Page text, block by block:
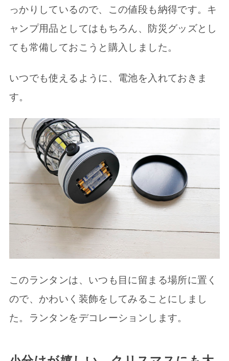
っかりしているので、この値段も納得です。キ
ャンプ用品としてはもちろん、防災グッズとし
ても常備しておこうと購入しました。
いつでも使えるように、電池を入れておきま
す。
このランタンは、いつも目に留まる場所に置く
ので、かわいく装飾をしてみることにしまし
た。ランタンをデコレーションします。